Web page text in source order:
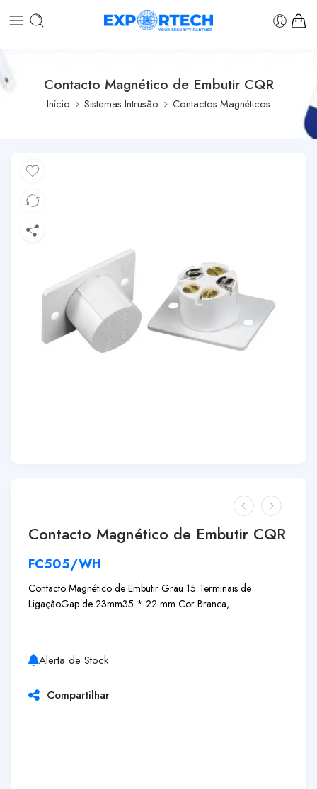
Contacto Magnético de Embutir CQR
Início Sistemas Intrusão Contactos Magnéticos
Contacto Magnético de Embutir CQR
FC505/WH
Contacto Magnético de Embutir Grau 15 Terminais de
LigaçãoGap de 23mm35 * 22 mm Cor Branca,
Alerta de Stock
Compartilhar